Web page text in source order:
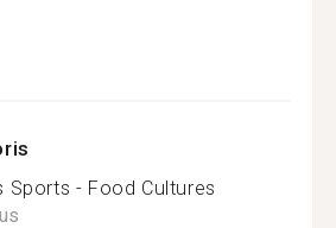
Sports - Food Cultures